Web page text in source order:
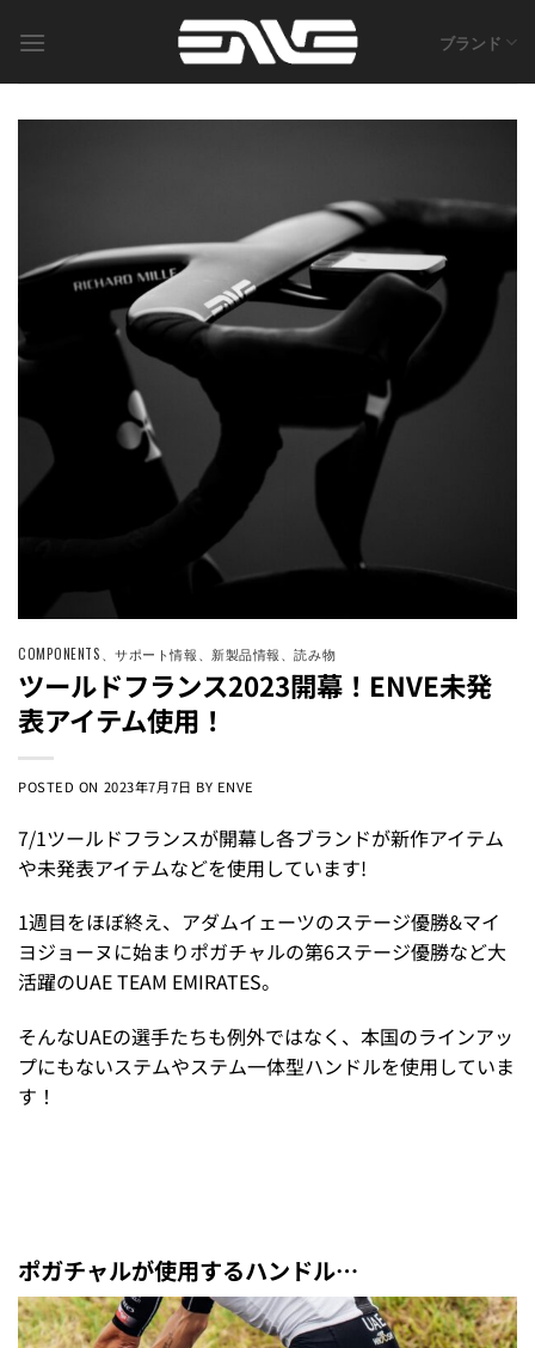
ブランド
COMPONENTS 、サポート情報 新製品情報 、読み物
ツールドフランス2023開幕！ENVE未発
表アイテム使用！
POSTED ON 2023年7月7日 BY ENVE
7/1ツールドフランスが開幕し各ブランドが新作アイテム
や未発表アイテムなどを使用しています!
1週目をほぼ終え、アダムイェーツのステージ優勝&マイ
ヨジョーヌに始まりポガチャルの第6ステージ優勝など大
活躍のUAE TEAM EMIRATES。
そんなUAEの選手たちも例外ではなく、本国のラインアッ
プにもないステムやステム一体型ハンドルを使用していま
す！
ポガチャルが使用するハンドル…